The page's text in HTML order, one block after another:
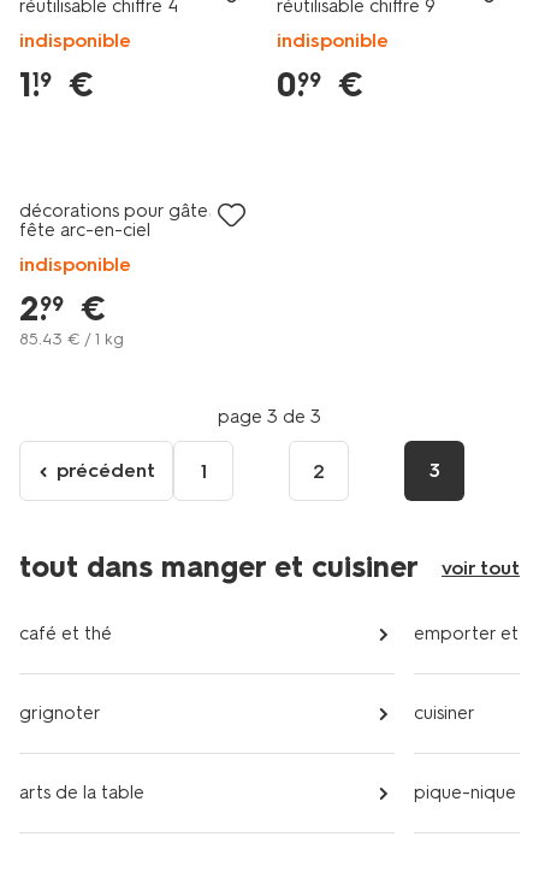
réutilisable chiffre 4
indisponible
1.
19 €
réutilisable chiffre 9
indisponible
0.
99 €
décorations pour gâteau
fête arc-en-ciel
indisponible
2.
99 €
85.43 € / 1 kg
page 3 de 3
Aller
à
page
précédente
précédent 1 2 3
tout dans manger et cuisiner voir tout
café et thé
grignoter
arts de la table
emporter et
cuisiner
pique-nique